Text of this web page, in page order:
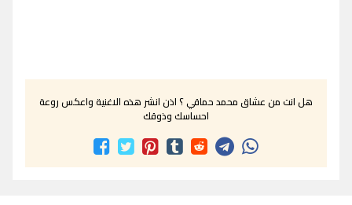
هل انت من عشاق محمد حماقي ؟ اذن انشر هذه الاغنية واعكس روعة
احساسك وذوقك